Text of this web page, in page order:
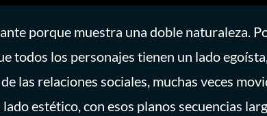
porque muestra una doble naturaleza.
todos los personajes tienen un lado
las relaciones sociales, muchas veces
estético, con esos planos secuencias